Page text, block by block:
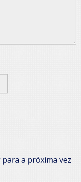
a próxima vez